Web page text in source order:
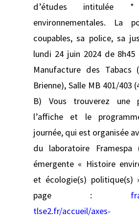
d’études intitulée *
environnementales. La
coupables, sa police, sa
lundi 24 juin 2024 de 8h45
Manufacture des Tabacs
Brienne), Salle MB 401/403
B) Vous trouverez une
l’affiche et le
journée, qui est organisée
du laboratoire Framespa
émergente « Histoire
et écologie(s) politique(s)
page :
tlse2.fr/accueil/axes-